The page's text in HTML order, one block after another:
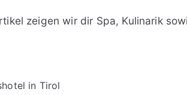
zeigen wir dir Spa, Kulinarik
in Tirol